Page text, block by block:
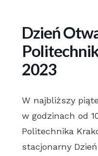
Dzień
2023
W najbliższy
w godzinach od
Politechnika
stacjonarny